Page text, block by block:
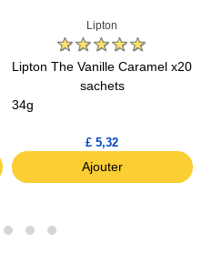
Lipton
Lipton The Vanille Caramel x20
sachets
34g
£ 5,32
Ajouter